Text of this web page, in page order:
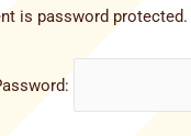
is password